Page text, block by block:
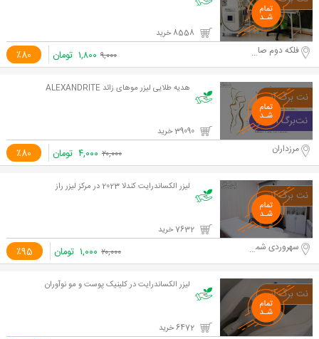
٪80 فلکه دوم صادقیه ۹,۰۰۰ ۱,۸۰۰ تومان
هدیه طلایی لیزر موهای زائد ALEXANDRITE
٪80 مرزداران ۲۰,۰۰۰ ۴,۰۰۰ تومان
لیزر الکساندرایت کندلا 2023 در مرکز لیزر راز
٪95 سهروردی شمالی ۲۰,۰۰۰ ۱,۰۰۰ تومان
لیزر الکساندرایت در کلینیک پوست و مو نوآوران